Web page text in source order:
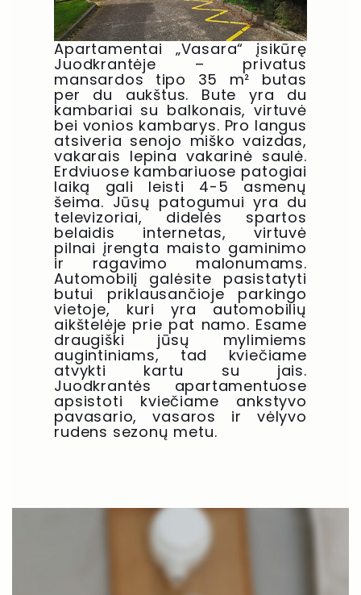
Apartamentai „Vasara“ įsikūrę
Juodkrantėje – privatus
mansardos tipo 35 m² butas
per du aukštus. Bute yra du
kambariai su balkonais, virtuvė
bei vonios kambarys. Pro langus
atsiveria senojo miško vaizdas,
vakarais lepina vakarinė saulė.
Erdviuose kambariuose patogiai
laiką gali leisti 4-5 asmenų
šeima. Jūsų patogumui yra du
televizoriai, didelės spartos
belaidis internetas, virtuvė
pilnai įrengta maisto gaminimo
ir ragavimo malonumams.
Automobilį galėsite pasistatyti
butui priklausančioje parkingo
vietoje, kuri yra automobilių
aikštelėje prie pat namo. Esame
draugiški jūsų mylimiems
augintiniams, tad kviečiame
atvykti kartu su jais.
Juodkrantės apartamentuose
apsistoti kviečiame ankstyvo
pavasario, vasaros ir vėlyvo
rudens sezonų metu.